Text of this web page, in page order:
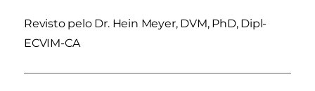
Revisto pelo Dr. Hein Meyer, DVM, PhD, Dipl-
ECVIM-CA